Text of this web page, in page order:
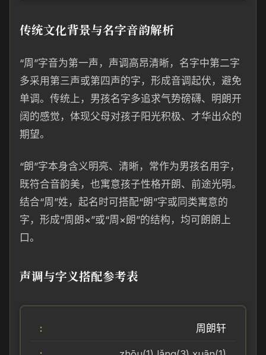
传统文化背景与名字音韵解析
“周”字音为第一声，声调高昂清晰，名字中第二字
多采用第三声或第四声的字，形成音调起伏，避免
单调。传统上，男孩名字多追求气势磅礴、明朗开
阔的感觉，体现父母对孩子阳光积极、才华出众的
期望。
“朗”字本身含义明亮、清晰，常作为男孩名用字，
既符合音韵美，也寓意孩子性格开朗、前途光明。
结合“周”姓，起名时可搭配“朗”字或同类寓意的
字，形成“周朗×”或“周×朗”的结构，均可朗朗上
口。
声调与字义搭配参考表
周朗轩